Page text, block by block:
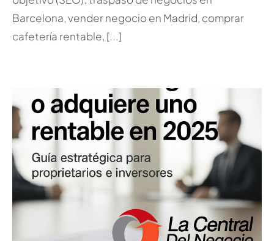
Barcelona, vender negocio en Madrid, comprar
cafetería rentable, [...]